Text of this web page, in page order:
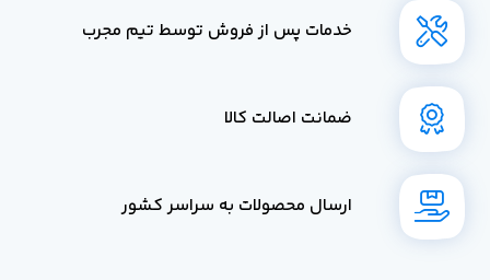
خدمات پس از فروش توسط تیم مجرب
ضمانت اصالت کالا
ارسال محصولات به سراسر کشور